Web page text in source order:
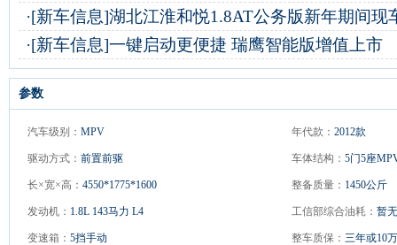
·[新车信息]湖北江淮和悦1.8AT公务版新年期间现
·[新车信息]一键启动更便捷 瑞鹰智能版增值上市
参数
汽车级别： MPV 年代款： 2012款
驱动方式： 前置前驱 车体结构： 5门5座
长×宽×高： 4550*1775*1600 整备质量： 1450公斤
发动机： 1.8L 143马力 L4 工信部综合油耗： 暂
变速箱： 5挡手动 整车质保： 三年或10